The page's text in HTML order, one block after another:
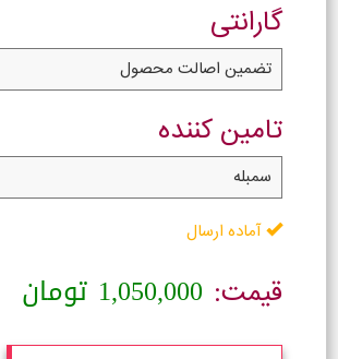
گارانتی
تامین کننده
آماده ارسال
قیمت: 1,050,000 تومان